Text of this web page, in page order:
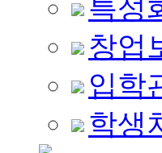
특성
창업
입학
학생